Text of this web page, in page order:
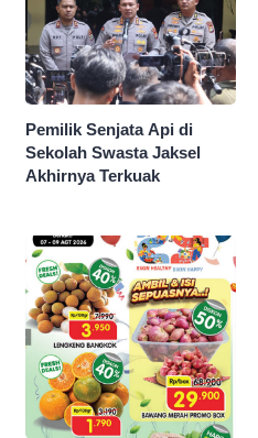
Pemilik Senjata Api di
Sekolah Swasta Jaksel
Akhirnya Terkuak